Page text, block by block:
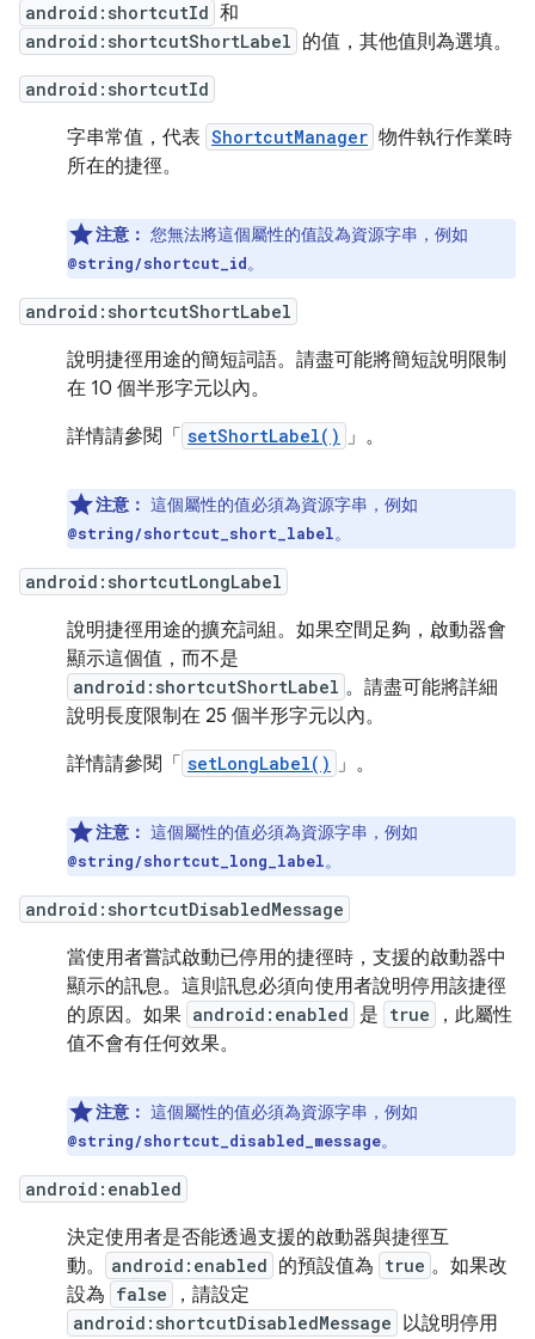
android:shortcutId 和
android:shortcutShortLabel 的值，其他值則為選填。
android:shortcutId
字串常值，代表 ShortcutManager 物件執行作業時
所在的捷徑。
注意： 您無法將這個屬性的值設為資源字串，例如
@string/shortcut_id。
android:shortcutShortLabel
說明捷徑用途的簡短詞語。請盡可能將簡短說明限制
在 10 個半形字元以內。
詳情請參閱「 setShortLabel() 」。
注意： 這個屬性的值必須為資源字串，例如
@string/shortcut_short_label。
android:shortcutLongLabel
說明捷徑用途的擴充詞組。如果空間足夠，啟動器會
顯示這個值，而不是
android:shortcutShortLabel 。請盡可能將詳細
說明長度限制在 25 個半形字元以內。
詳情請參閱「 setLongLabel() 」。
注意： 這個屬性的值必須為資源字串，例如
@string/shortcut_long_label。
android:shortcutDisabledMessage
當使用者嘗試啟動已停用的捷徑時，支援的啟動器中
顯示的訊息。這則訊息必須向使用者說明停用該捷徑
的原因。如果 android:enabled 是 true
，此屬性
值不會有任何效果。
注意： 這個屬性的值必須為資源字串，例如
@string/shortcut_disabled_message。
android:enabled
決定使用者是否能透過支援的啟動器與捷徑互
動。
android:enabled 的預設值為 true 。如果改
設為 false ，請設定
android:shortcutDisabledMessage 以說明停用